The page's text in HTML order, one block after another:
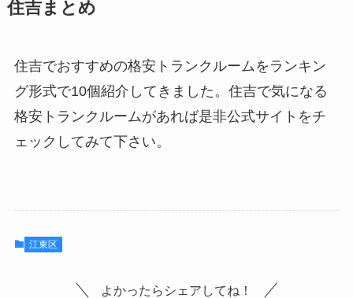
住吉まとめ
住吉でおすすめの格安トランクルームをランキン
グ形式で10個紹介してきました。住吉で気になる
格安トランクルームがあれば是非公式サイトをチ
ェックしてみて下さい。
江東区
よかったらシェアしてね！